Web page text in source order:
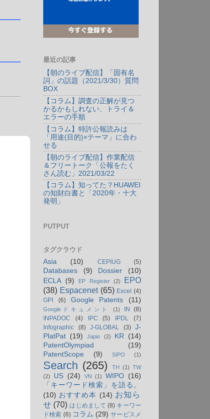
最近の記事
【朝のライブ配信】「固有名
詞」の話題（2021/3/30）質問
BOX
【コラム】調査の正解が見つ
かるかもしれない、トライ＆
エラーの手順
【コラム】特許公報読みは
「用途(目的)×テーマ」に合わ
せる
【朝のライブ配信】作業配信
＆フリートーク「公報をたく
さん読む」2021/03/22
【コラム】知ってた？HUAWEI
の知財白書と「2020年・十大
発明」
PUTPUT
タグクラウド
Asia
(10) CEPIUG (5)
Databases (9) Dossier
(10)
ECLA (9) EP Register (2)
EPO
(38) Espacenet (65) Excel (4)
GPI
(6) Google Patents (11)
Googleドキュメント (1) IN
(8)
INPADOC
(4) IPC (5) IPDL
(7)
Infographic
(8) J-GLOBAL (3)
J-
PlatPat (19) Japio (2) KR
(14)
PatentOlympiad
(19)
PatentScope
(9) SIPO (1)
Search (265) TH (1) TW
(2)
US (24) VN (1) WIPO (16)
「キーワード検索」を語る。
(10) おすすめ本 (14) お知ら
せ (70) はじめまして (8) キーワー
ド検索 (6) コラム (29) サービスメ